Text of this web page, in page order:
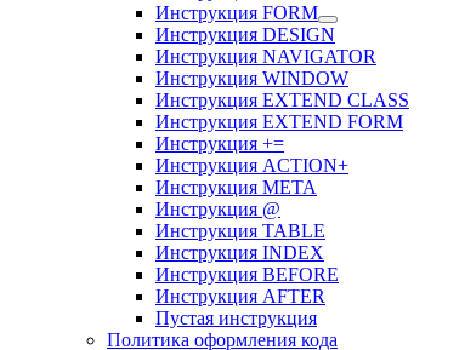
Инструкция FORM
Инструкция DESIGN
Инструкция NAVIGATOR
Инструкция WINDOW
Инструкция EXTEND CLASS
Инструкция EXTEND FORM
Инструкция +=
Инструкция ACTION+
Инструкция META
Инструкция @
Инструкция TABLE
Инструкция INDEX
Инструкция BEFORE
Инструкция AFTER
Пустая инструкция
Политика оформления кода